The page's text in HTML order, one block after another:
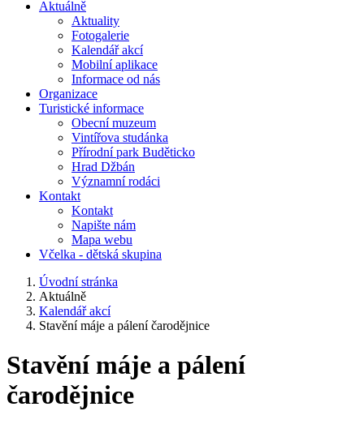
Aktuálně
Aktuality
Fotogalerie
Kalendář akcí
Mobilní aplikace
Informace od nás
Organizace
Turistické informace
Obecní muzeum
Vintířova studánka
Přírodní park Buděticko
Hrad Džbán
Významní rodáci
Kontakt
Kontakt
Napište nám
Mapa webu
Včelka - dětská skupina
Úvodní stránka
Aktuálně
Kalendář akcí
Stavění máje a pálení čarodějnice
Stavění máje a pálení
čarodějnice